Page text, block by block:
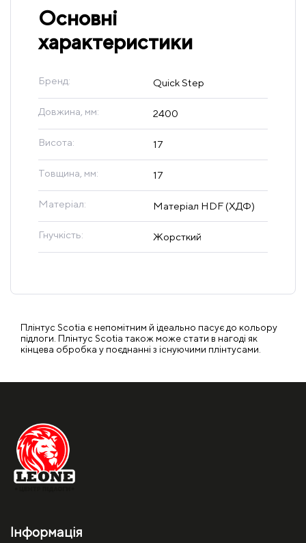
Основні
характеристики
Бренд: Quick Step
Довжина, мм: 2400
Висота: 17
Товщина, мм: 17
Матеріал: Матеріал HDF (ХДФ)
Гнучкість: Жорсткий
Плінтус Scotia є непомітним й ідеально пасує до кольору
підлоги. Плінтус Scotia також може стати в нагоді як
кінцева обробка у поєднанні з існуючими плінтусами.
Інформація